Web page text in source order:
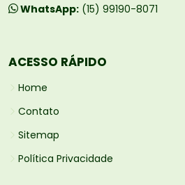
WhatsApp: (15) 99190-8071
ACESSO RÁPIDO
Home
Contato
Sitemap
Política Privacidade